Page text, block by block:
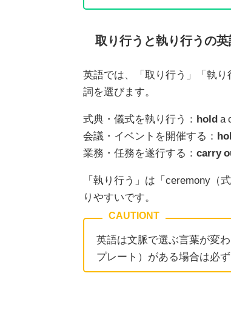
取り行うと執り行うの
英語では、「取り行う」「執り
詞を選びます。
式典・儀式を執り行う： hold a
会議・イベントを開催する：
業務・任務を遂行する： carry
「執り行う」は「ceremony（
りやすいです。
英語は文脈で選ぶ言葉が変
プレート）がある場合は必